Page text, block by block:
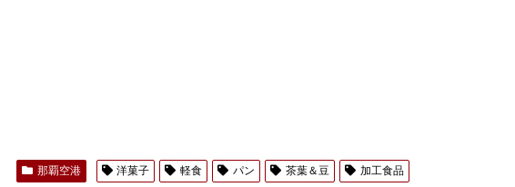
那覇空港 洋菓子 軽食 パン 茶葉＆豆 加工食品